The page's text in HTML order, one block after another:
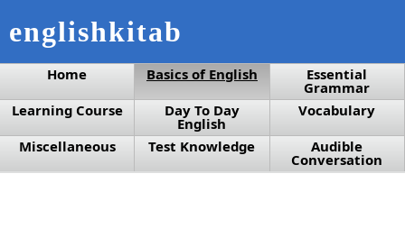
englishkitab
Home Basics of English Essential
Grammar
Learning Course
Day To Day
English
Vocabulary
Miscellaneous
Test Knowledge Audible
Conversation